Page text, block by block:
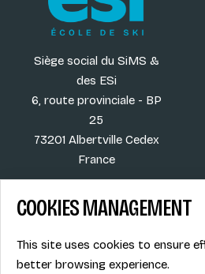
Siège social du SiMS &
des ESi
6, route provinciale - BP
25
73201 Albertville Cedex
France
More
COOKIES MANAGEMENT
This site uses cookies to ensure
better browsing experience.